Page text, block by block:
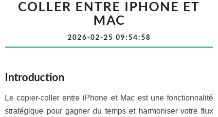
COLLER ENTRE IPHONE ET
MAC
2026-02-25 09:54:58
Introduction
Le copier-coller entre iPhone et Mac est une fonctionnalité
stratégique pour gagner du temps et harmoniser votre flux